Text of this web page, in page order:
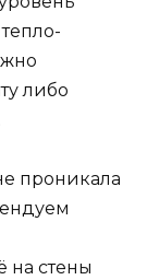
либо
проникала
на стены